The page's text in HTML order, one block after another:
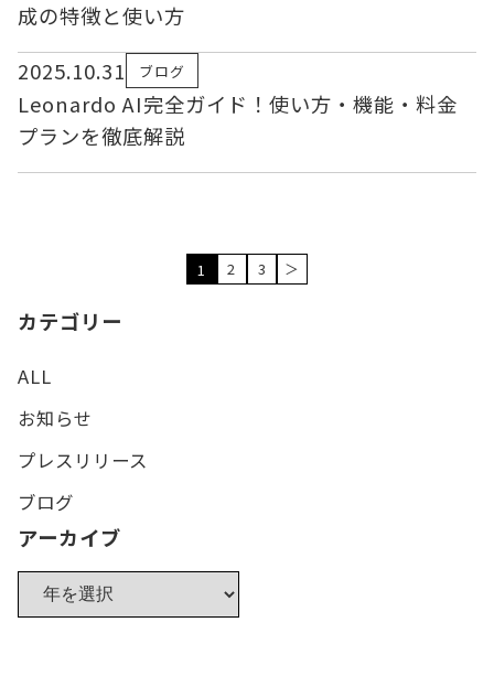
成の特徴と使い方
2025.10.31
ブログ
Leonardo AI完全ガイド！使い方・機能・料金
プランを徹底解説
1 2 3 ＞
カテゴリー
ALL
お知らせ
プレスリリース
ブログ
アーカイブ